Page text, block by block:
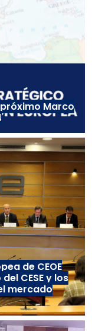
próximo Marco
de CEOE
CESE y los
mercado